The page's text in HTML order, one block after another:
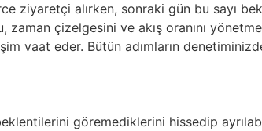
ziyaretçi alırken, sonraki gün bu sayı
çizelgesini ve akış oranını
vaat eder. Bütün adımların
göremediklerini hissedip